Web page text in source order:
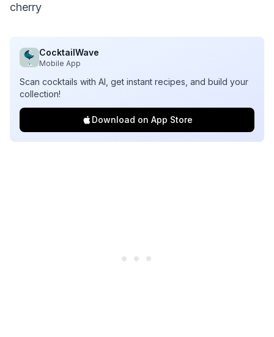
cherry
CocktailWave
Mobile App
Scan cocktails with AI, get instant recipes, and build your
collection!
Download on App Store